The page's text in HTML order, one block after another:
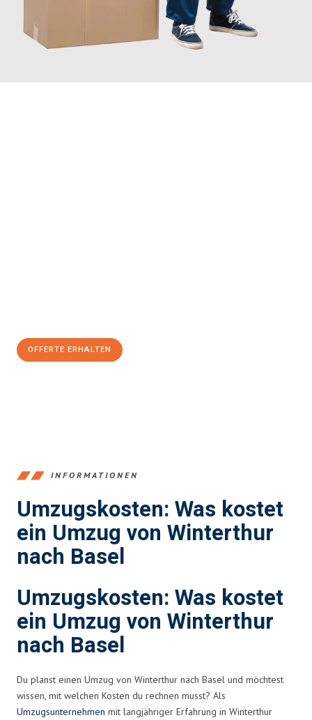
OFFERTE ERHALTEN
INFORMATIONEN
Umzugskosten: Was kostet
ein Umzug von Winterthur
nach Basel
Umzugskosten: Was kostet
ein Umzug von Winterthur
nach Basel
Du planst einen Umzug von Winterthur nach Basel und möchtest
wissen, mit welchen Kosten du rechnen musst? Als
Umzugsunternehmen mit langjähriger Erfahrung in Winterthur